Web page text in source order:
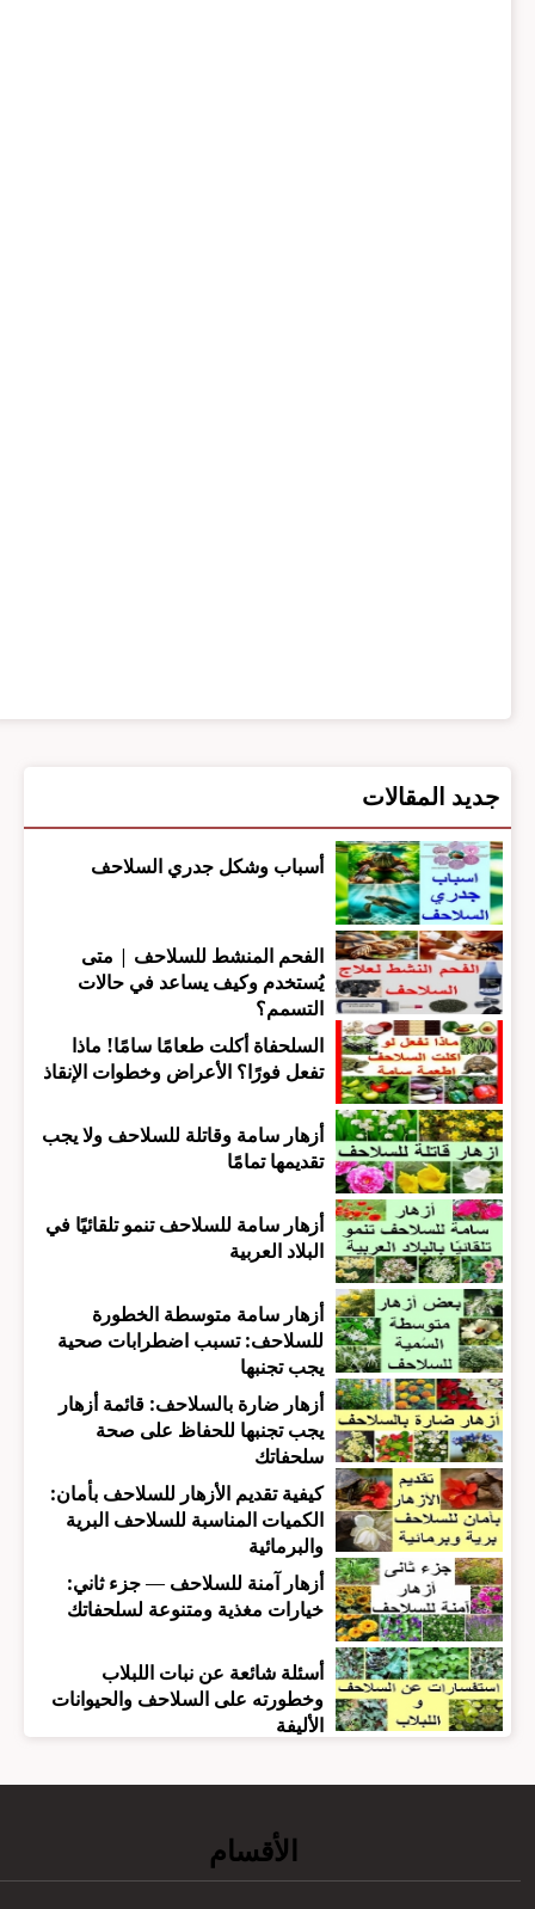
جديد المقالات
أسباب وشكل جدري السلاحف
الفحم المنشط للسلاحف | متى
يُستخدم وكيف يساعد في حالات
التسمم؟
السلحفاة أكلت طعامًا سامًا! ماذا
تفعل فورًا؟ الأعراض وخطوات الإنقاذ
أزهار سامة وقاتلة للسلاحف ولا يجب
تقديمها تمامًا
أزهار سامة للسلاحف تنمو تلقائيًا في
البلاد العربية
أزهار سامة متوسطة الخطورة
للسلاحف: تسبب اضطرابات صحية
يجب تجنبها
أزهار ضارة بالسلاحف: قائمة أزهار
يجب تجنبها للحفاظ على صحة
سلحفاتك
كيفية تقديم الأزهار للسلاحف بأمان:
الكميات المناسبة للسلاحف البرية
والبرمائية
أزهار آمنة للسلاحف — جزء ثاني:
خيارات مغذية ومتنوعة لسلحفاتك
أسئلة شائعة عن نبات اللبلاب
وخطورته على السلاحف والحيوانات
الأليفة
الأقسام